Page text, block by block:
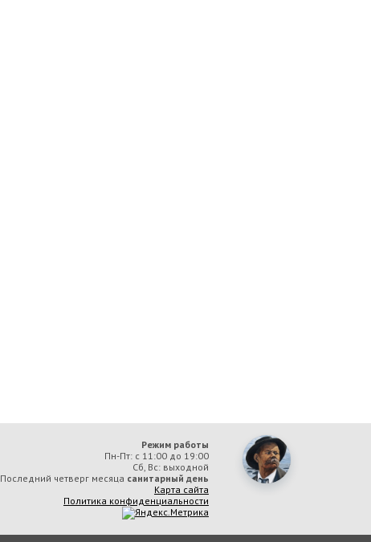
Режим работы
Пн-Пт: с 11:00 до 19:00
Сб, Вс: выходной
Последний четверг месяца санитарный день
Карта сайта
Политика конфиденциальности